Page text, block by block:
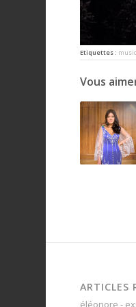
Etiquettes :
Vous
ARTICLES
éléonore -